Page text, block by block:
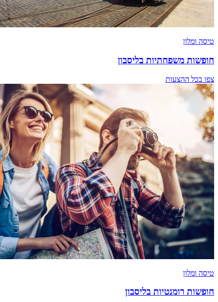
טיסה ומלון
חופשות משפחתיות בליסבון
צפו בכל ההצעות
טיסה ומלון
חופשות רומנטיות בליסבון